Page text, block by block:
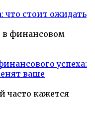
что стоит ожидать
в финансовом
успеха:
ваше
кажется